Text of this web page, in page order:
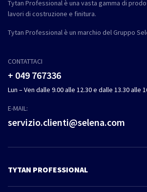
Tytan Professional è una vasta gamma di
lavori di costruzione e finitura.
Tytan Professional è un marchio del Gruppo
CONTATTACI
+ 049 767336
Lun – Ven dalle 9.00 alle 12.30 e dalle 13.30 alle
E-MAIL:
servizio.clienti@selena.com
TYTAN PROFESSIONAL